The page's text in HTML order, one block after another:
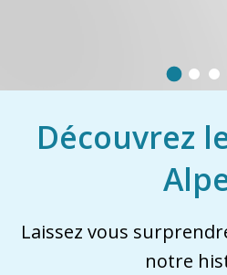
Découvrez
Laissez vous
notre